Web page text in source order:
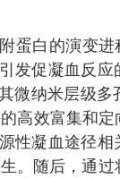
蛋白的演变
发促凝血反应
微纳米层级多
高效富集和
性凝血途径相
。随后，通